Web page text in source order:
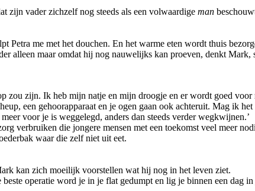
zijn vader zichzelf nog steeds als een volwaardige man
Petra me met het douchen. En het warme eten wordt thuis
alleen maar omdat hij nog nauwelijks kan proeven, denkt Mark,
zou zijn. Ik heb mijn natje en mijn droogje en er wordt goed voor
een gehoorapparaat en je ogen gaan ook achteruit. Mag ik
voor je is weggelegd, anders dan steeds verder wegkwijnen.’
verbruiken die jongere mensen met een toekomst veel meer
waar die zelf niet uit eet.
kan zich moeilijk voorstellen wat hij nog in het leven ziet.
operatie word je in je flat gedumpt en lig je binnen een dag